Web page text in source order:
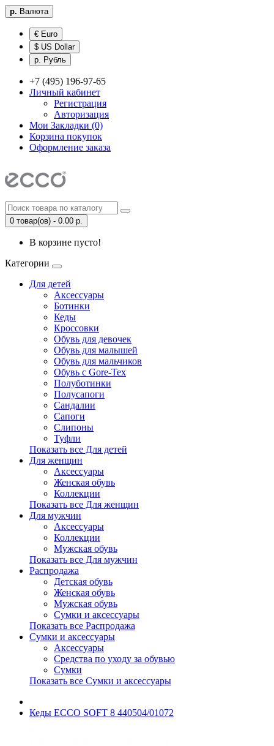
р. Валюта
€ Euro
$ US Dollar
р. Рубль
+7 (495) 196-97-65
Личный кабинет
Регистрация
Авторизация
Мои Закладки (0)
Корзина покупок
Оформление заказа
0 товар(ов) - 0.00 р.
В корзине пусто!
Категории
Для детей
Аксессуары
Ботинки
Кеды
Кроссовки
Обувь для девочек
Обувь для малышей
Обувь для мальчиков
Обувь с Gore-Tex
Полуботинки
Полусапоги
Сандалии
Сапоги
Слипоны
Туфли
Показать все Для детей
Для женщин
Аксессуары
Женская обувь
Коллекции
Показать все Для женщин
Для мужчин
Аксессуары
Коллекции
Мужская обувь
Показать все Для мужчин
Распродажа
Детская обувь
Женская обувь
Мужская обувь
Сумки и аксессуары
Показать все Распродажа
Сумки и аксессуары
Аксессуары
Средства по уходу за обувью
Сумки
Показать все Сумки и аксессуары
Кеды ECCO SOFT 8 440504/01072